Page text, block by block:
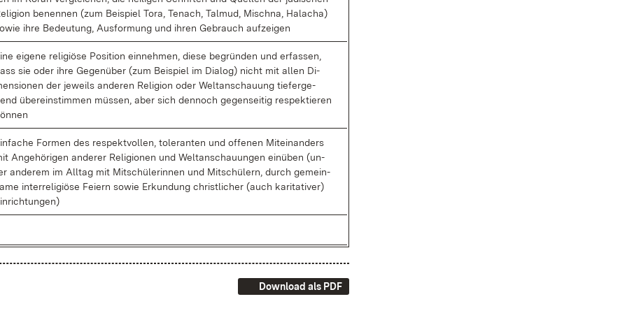
be­nen­nen (zum Bei­spiel To­ra, Te­nach, Tal­mud, Misch­na, Ha­la­cha)
ih­re Be­deu­tung, Aus­for­mung und ih­ren Ge­brauch auf­zei­gen
ei­ge­ne re­li­giö­se Po­si­ti­on ein­neh­men, die­se be­grün­den und er­fas­sen,
sie oder ih­re Ge­gen­über (zum Bei­spiel im Dia­log) nicht mit al­len Di­
der je­weils an­de­ren Re­li­gi­on oder Welt­an­schau­ung tie­fer­ge­
über­ein­stim­men müs­sen, aber sich den­noch ge­gen­sei­tig re­spek­tie­ren
For­men des re­spekt­vol­len, to­le­ran­ten und of­fe­nen Mit­ein­an­ders
An­ge­hö­ri­gen an­de­rer Re­li­gio­nen und Welt­an­schau­un­gen ein­üben (un­
an­de­rem im All­tag mit Mit­schü­le­rin­nen und Mit­schü­lern, durch ge­mein­
in­ter­re­li­giö­se Fei­ern so­wie Er­kun­dung christ­li­cher (auch ka­ri­ta­ti­ver)
Download als PDF